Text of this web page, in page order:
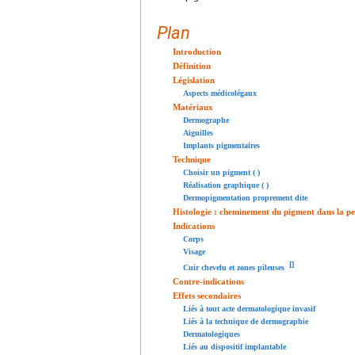
Plan
Introduction
Définition
Législation
Aspects médicolégaux
Matériaux
Dermographe
Aiguilles
Implants pigmentaires
Technique
Choisir un pigment ( )
Réalisation graphique ( )
Dermopigmentation proprement dite
Histologie : cheminement du pigment dans la
Indications
Corps
Visage
Cuir chevelu et zones pileuses []
Contre-indications
Effets secondaires
Liés à tout acte dermatologique invasif
Liés à la technique de dermographie
Dermatologiques
Liés au dispositif implantable